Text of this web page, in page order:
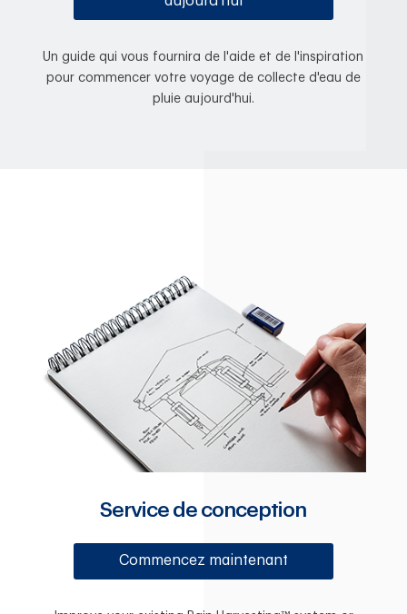
Un guide qui vous fournira de l'aide et de l'inspiration
pour commencer votre voyage de collecte d'eau de
pluie aujourd'hui.
Service de conception
Commencez maintenant